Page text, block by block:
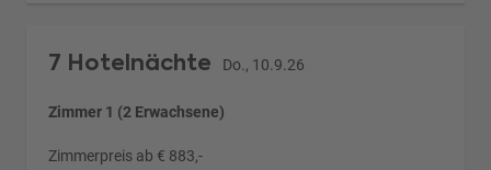
7 Hotelnächte Do., 10.9.26
Zimmer 1 (2 Erwachsene)
Zimmerpreis ab € 883,-